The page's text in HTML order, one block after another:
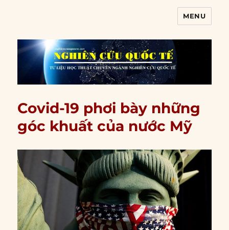
MENU
Covid-19 phơi bày những
góc khuất của nước Mỹ